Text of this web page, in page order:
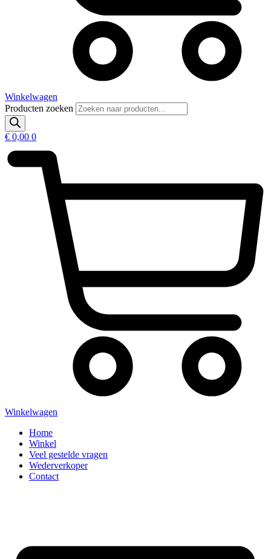
Winkelwagen
Producten zoeken
€ 0,00 0
Winkelwagen
Home
Winkel
Veel gestelde vragen
Wederverkoper
Contact